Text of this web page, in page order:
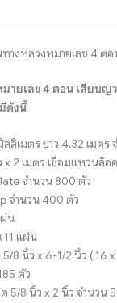
ทางหลวงหมายเลข 4 ต
ายเลข 4 ตอน เสียบญ
ดังนี้
ลิเมตร ยาว 4.32 เมต
x 2 เมตร เชื่อมแหวนล็
จำนวน 800 ตัว
จำนวน 400 ตัว
น
11 แผ่น
8 นิ้ว x 6-1/2 นิ้ว ( 16
ตัว
5/8 นิ้ว x 2 นิ้ว จำนวน